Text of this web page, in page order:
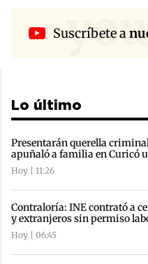
Suscríbete a
Lo último
Presentarán querella
apuñaló a familia en Curicó
Hoy | 11:26
Contraloría: INE contrató a
y extranjeros sin permiso
Hoy | 06:45